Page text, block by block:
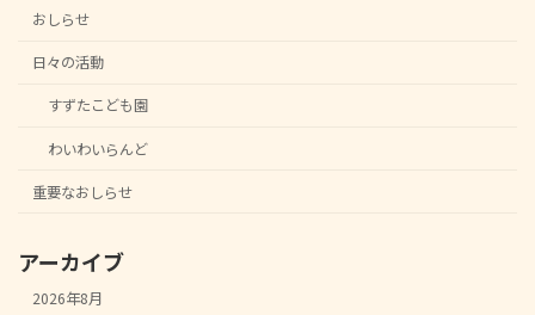
おしらせ
日々の活動
すずたこども園
わいわいらんど
重要なおしらせ
アーカイブ
2026年8月